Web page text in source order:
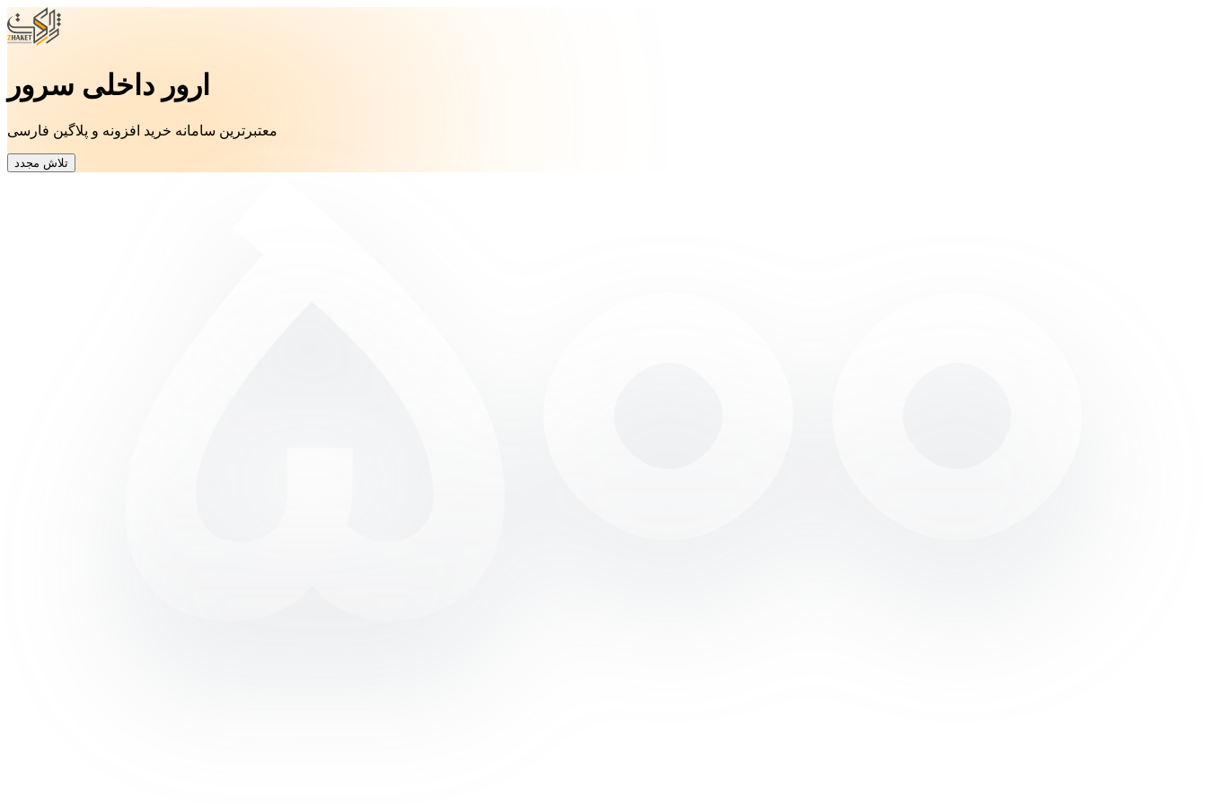
ارور داخلی سرور
معتبرترین سامانه خرید افزونه و پلاگین فارسی
تلاش مجدد